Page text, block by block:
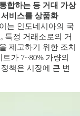
합하는 등 거대 가상
비스를 상품화
이는 인도네시아의 국
특정 거래소로의 거
제고하기 위한 조치
가 7~80% 가량의
책은 시장에 큰 변